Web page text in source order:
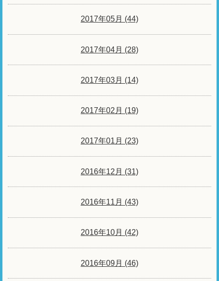
2017年05月 (44)
2017年04月 (28)
2017年03月 (14)
2017年02月 (19)
2017年01月 (23)
2016年12月 (31)
2016年11月 (43)
2016年10月 (42)
2016年09月 (46)